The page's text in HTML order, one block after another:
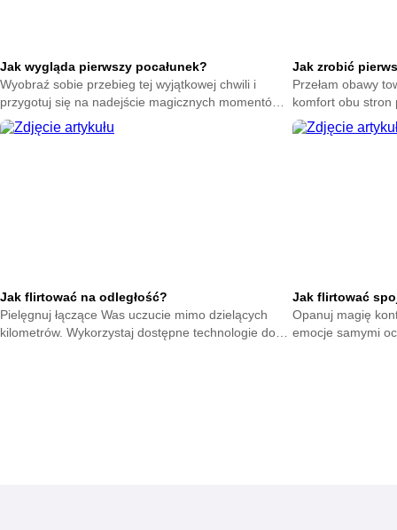
Jak wygląda pierwszy pocałunek?
Wyobraź sobie przebieg tej wyjątkowej chwili i
przygotuj się na nadejście magicznych momentów.
Zrozum naturę intymnych gestów bez zbędnego
stresu.
Jak zrobić
Przełam obawy
komfort obu stron
Poczuj spokój
Jak flirtować na odległość?
Pielęgnuj łączące Was uczucie mimo dzielących
kilometrów. Wykorzystaj dostępne technologie do
Jak flirtować
Opanuj magię
emocje samymi